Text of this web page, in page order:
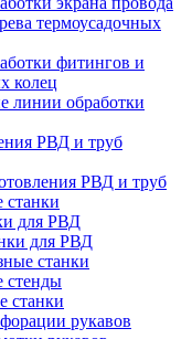
термоусадочных
фитингов и
колец
линии обработки
РВД и труб
РВД и труб
станки
для РВД
для РВД
станки
стенды
станки
рукавов